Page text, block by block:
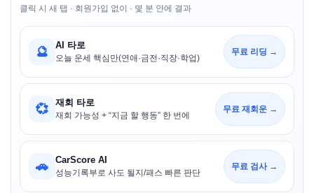
클릭 시 새 탭 · 회원가입 없이 · 몇 분 안에 결과
🔮 AI 타로
오늘 운세 핵심만(연애·금전·직장·학업)
무료 리딩 →
💞 재회 타로
재회 가능성 + “지금 할 행동” 한 번에
무료 재회운 →
🚗 CarScore AI
성능기록부로 사도 될지/패스 빠른 판단
무료 검사 →